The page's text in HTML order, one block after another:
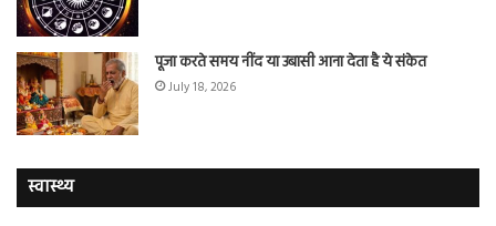
पूजा करते समय नींद या उबासी आना देता है ये संकेत
July 18, 2026
स्वास्थ्य